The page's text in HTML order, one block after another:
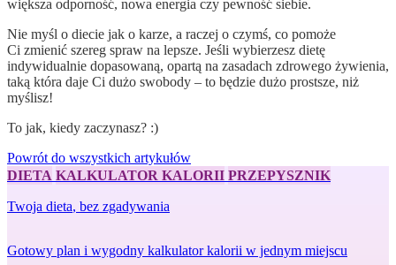
większa odporność, nowa energia czy pewność siebie.
Nie myśl o diecie jak o karze, a raczej o czymś, co pomoże
Ci zmienić szereg spraw na lepsze. Jeśli wybierzesz dietę
indywidualnie dopasowaną, opartą na zasadach zdrowego żywienia,
taką która daje Ci dużo swobody – to będzie dużo prostsze, niż
myślisz!
To jak, kiedy zaczynasz? :)
Powrót do wszystkich artykułów
DIETA KALKULATOR KALORII PRZEPYSZNIK
Twoja dieta, bez zgadywania
Gotowy plan i wygodny kalkulator kalorii w jednym miejscu